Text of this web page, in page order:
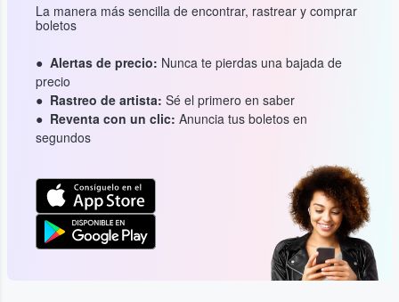
La manera más sencilla de encontrar, rastrear y comprar
boletos
Alertas de precio: Nunca te pierdas una bajada de
precio
Rastreo de artista: Sé el primero en saber
Reventa con un clic: Anuncia tus boletos en
segundos